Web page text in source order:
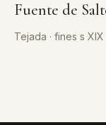
Fuente de
Tejada · fines s